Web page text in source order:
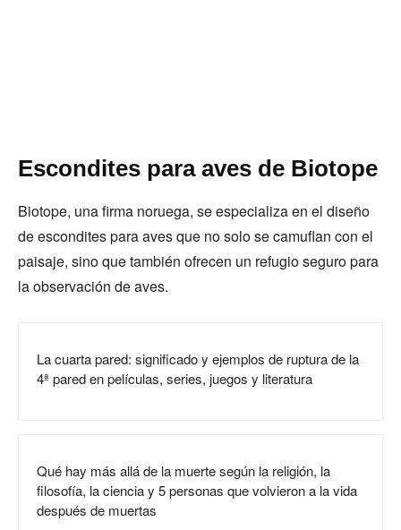
Escondites para aves de Biotope
Biotope, una firma noruega, se especializa en el diseño
de escondites para aves que no solo se camuflan con el
paisaje, sino que también ofrecen un refugio seguro para
la observación de aves.
La cuarta pared: significado y ejemplos de ruptura de la
4ª pared en películas, series, juegos y literatura
Qué hay más allá de la muerte según la religión, la
filosofía, la ciencia y 5 personas que volvieron a la vida
después de muertas